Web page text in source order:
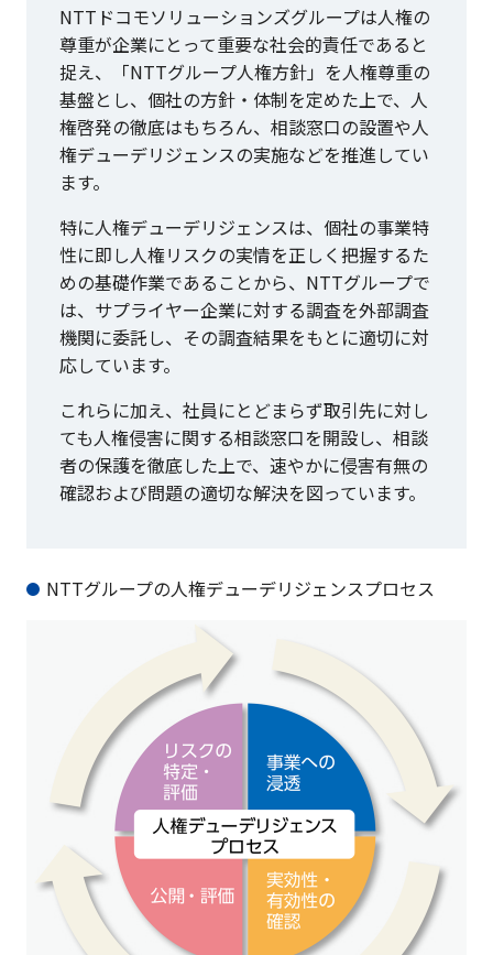
NTTドコモソリューションズグループは人権の
尊重が企業にとって重要な社会的責任であると
捉え、「NTTグループ人権方針」を人権尊重の
基盤とし、個社の方針・体制を定めた上で、人
権啓発の徹底はもちろん、相談窓口の設置や人
権デューデリジェンスの実施などを推進してい
ます。
特に人権デューデリジェンスは、個社の事業特
性に即し人権リスクの実情を正しく把握するた
めの基礎作業であることから、NTTグループで
は、サプライヤー企業に対する調査を外部調査
機関に委託し、その調査結果をもとに適切に対
応しています。
これらに加え、社員にとどまらず取引先に対し
ても人権侵害に関する相談窓口を開設し、相談
者の保護を徹底した上で、速やかに侵害有無の
確認および問題の適切な解決を図っています。
NTTグループの人権デューデリジェンスプロセス